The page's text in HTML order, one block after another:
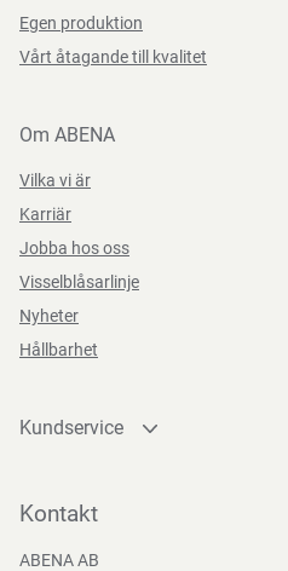
Egen produktion
Vårt åtagande till kvalitet
Om ABENA
Vilka vi är
Karriär
Jobba hos oss
Visselblåsarlinje
Nyheter
Hållbarhet
Kundservice
Bli kund
Kontakt
ABENA AB